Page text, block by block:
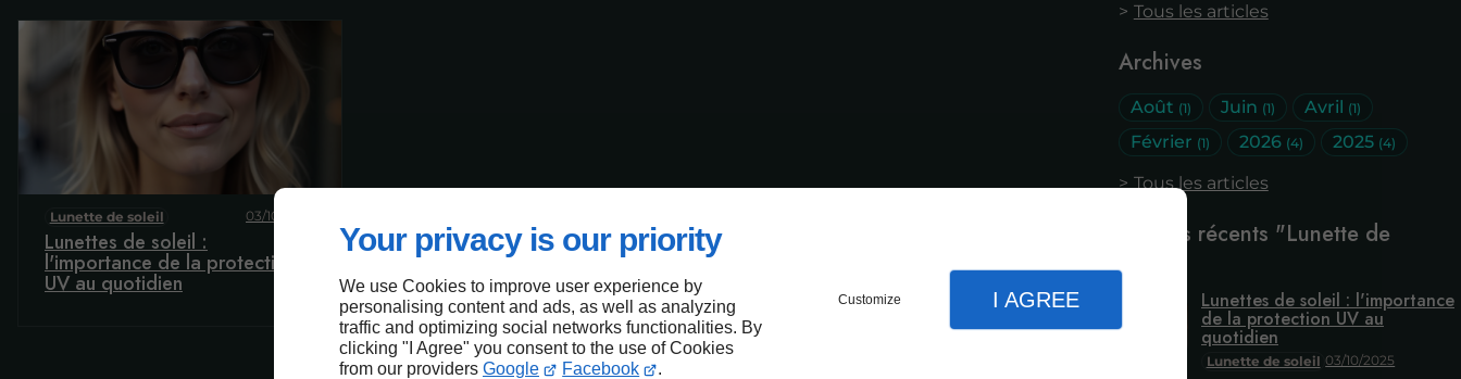
Your privacy is our priority
We use Cookies to improve user experience by
personalising content and ads, as well as analyzing
traffic and optimizing social networks functionalities. By
clicking "I Agree" you consent to the use of Cookies
from our providers Google Facebook .
Customize I AGREE
Tous les articles
Archives
Août (1) Juin (1) Avril (1)
Février (1) 2026 (4) 2025 (4)
Tous les articles
Articles récents "Lunette de
Lunette de soleil 03/10/2025
Lunettes de soleil : l'importance
de la protection UV au
quotidien
Lunette de soleil 03/10/2025
Lunettes de soleil :
l'importance de la protection
UV au quotidien